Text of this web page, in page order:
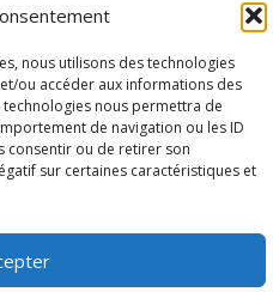
nous utilisons des technologies
ou accéder aux informations des
nous permettra de
de navigation ou les ID
consentir ou de retirer son
sur certaines caractéristiques et
d’emploi (SAACE)
:quels indicateurs